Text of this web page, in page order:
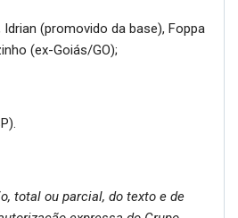
(promovido da base), Foppa
(ex-Goiás/GO);
total ou parcial, do texto e de